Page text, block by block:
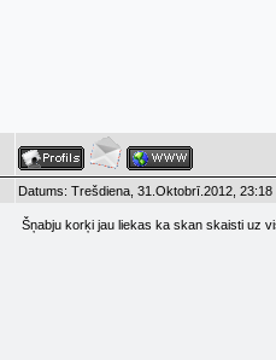
Datums: Trešdiena, 31.Oktobrī.2012, 23:18
Šņabju korķi jau liekas ka skan skaisti uz